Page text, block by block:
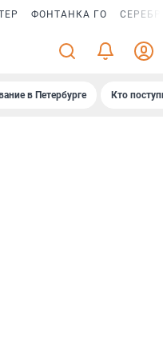
ФОНТАНКА ГО
в Петербурге Кто